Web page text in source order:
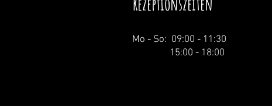
Mo - So: 09:00 - 11:30
15:00 - 18:00